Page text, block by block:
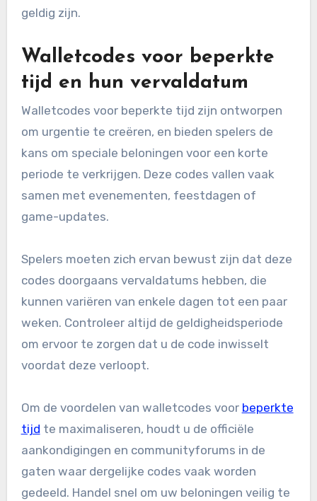
geldig zijn.
Walletcodes voor beperkte
tijd en hun vervaldatum
Walletcodes voor beperkte tijd zijn ontworpen
om urgentie te creëren, en bieden spelers de
kans om speciale beloningen voor een korte
periode te verkrijgen. Deze codes vallen vaak
samen met evenementen, feestdagen of
game-updates.
Spelers moeten zich ervan bewust zijn dat deze
codes doorgaans vervaldatums hebben, die
kunnen variëren van enkele dagen tot een paar
weken. Controleer altijd de geldigheidsperiode
om ervoor te zorgen dat u de code inwisselt
voordat deze verloopt.
Om de voordelen van walletcodes voor beperkte
tijd te maximaliseren, houdt u de officiële
aankondigingen en communityforums in de
gaten waar dergelijke codes vaak worden
gedeeld. Handel snel om uw beloningen veilig te